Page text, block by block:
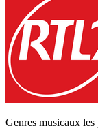
Genres musicaux